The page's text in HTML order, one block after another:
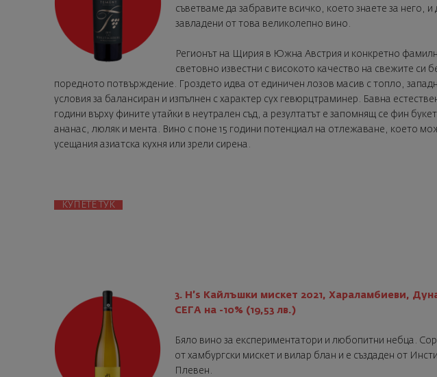
съветваме да забравите всичко, което знаете за него, и
завладени от това великолепно вино.
Регионът на Щирия в Южна Австрия и конкретно
световно известни с високото качество на свежите си
поредното потвърждение. Гроздето идва от единичен лозов масив с топло,
условия за балансиран и изпълнен с характер сух гевюрцтраминер. Бавна
години върху фините утайки в неутрален съд, а резултатът е запомнящ се фин
ананас, люляк и мента. Вино с поне 15 години потенциал на отлежаване, което
усещания азиатска кухня или зрели сирена.
КУПЕТЕ ТУК
3. H’s Кайлъшки мискет 2021, Хараламбиеви,
СЕГА на -10% (19,53 лв.)
Бяло вино за експериментатори и любопитни небца.
от хамбургски мискет и вилар блан и е създаден от
Плевен.